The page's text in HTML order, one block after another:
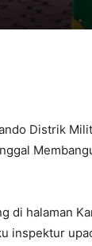
Distrik
di halaman
inspektur